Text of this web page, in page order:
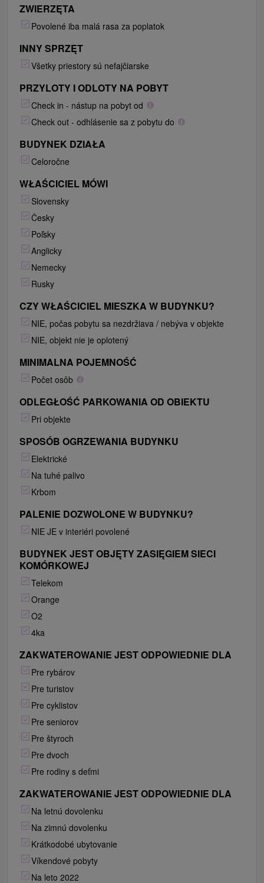
ZWIERZĘTA
Povolené iba malá rasa za poplatok
INNY SPRZĘT
Všetky priestory sú nefajčiarske
PRZYLOTY I ODLOTY NA POBYT
Check in - nástup na pobyt od
Check out - odhlásenie sa z pobytu do
BUDYNEK DZIAŁA
Celoročne
WŁAŚCICIEL MÓWI
Slovensky
Česky
Poľsky
Anglicky
Nemecky
Rusky
CZY WŁAŚCICIEL MIESZKA W BUDYNKU?
NIE, počas pobytu sa nezdržiava / nebýva v objekte
NIE, objekt nie je oplotený
MINIMALNA POJEMNOŚĆ
Počet osôb
ODLEGŁOŚĆ PARKOWANIA OD OBIEKTU
Pri objekte
SPOSÓB OGRZEWANIA BUDYNKU
Elektrické
Na tuhé palivo
Krbom
PALENIE DOZWOLONE W BUDYNKU?
NIE JE v interiéri povolené
BUDYNEK JEST OBJĘTY ZASIĘGIEM SIECI
KOMÓRKOWEJ
Telekom
Orange
O2
4ka
ZAKWATEROWANIE JEST ODPOWIEDNIE DLA
Pre rybárov
Pre turistov
Pre cyklistov
Pre seniorov
Pre štyroch
Pre dvoch
Pre rodiny s deťmi
ZAKWATEROWANIE JEST ODPOWIEDNIE DLA
Na letnú dovolenku
Na zimnú dovolenku
Krátkodobé ubytovanie
Víkendové pobyty
Na leto 2022